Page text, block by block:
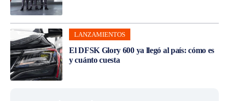
LANZAMIENTOS
El DFSK Glory 600 ya llegó al país: cómo es
y cuánto cuesta